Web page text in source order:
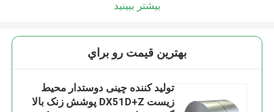
بیشتر ببینید
بهترين قيمت رو براي
تولید کننده چینی دوستدار محیط
زیست DX51D+Z پوشش زنک بالا